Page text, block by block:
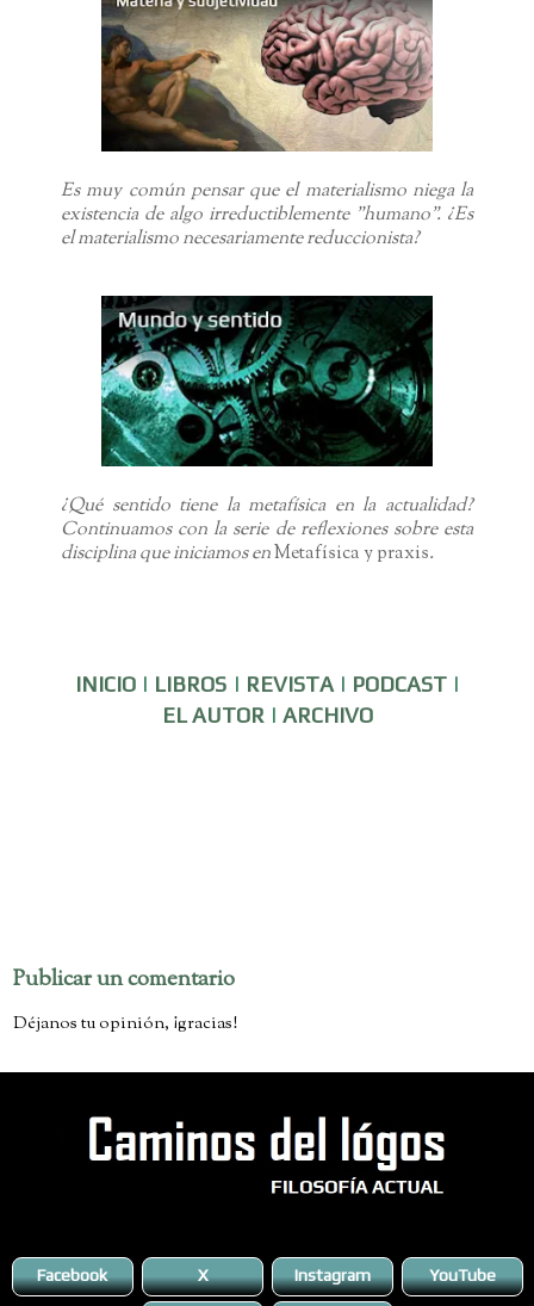
Es muy común pensar que el materialismo niega la
existencia de algo irreductiblemente "humano". ¿Es
el materialismo necesariamente reduccionista?
¿Qué sentido tiene la metafísica en la actualidad?
Continuamos con la serie de reflexiones sobre esta
disciplina que iniciamos enMetafísica y praxis.
INICIO| LIBROS | REVISTA| PODCAST|
EL AUTOR | ARCHIVO
Publicar un comentario
Déjanos tu opinión, ¡gracias!
Facebook X Instagram YouTube